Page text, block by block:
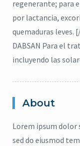
citronela,Eucalipto,
Lavanda ,repelente,
regenerante; para
por lactancia,
quemaduras
DABSAN Para el
incluyendo las
About
Lorem ipsum
sed do eiusmod